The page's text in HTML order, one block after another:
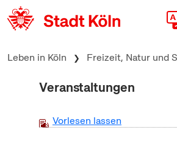
zum Inhalt springen
Leben in Köln Freizeit, Natur und
Veranstaltungen
Vorlesen lassen